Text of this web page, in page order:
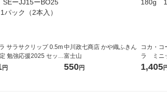
サラサクリップ 0.5m
勉強応援2025 セット
・赤） SEーJJ15ーB
円
中川政七商店 かや織ふきん
富士山
550円
コカ・
ラ ミニ
んご
個）
1,405